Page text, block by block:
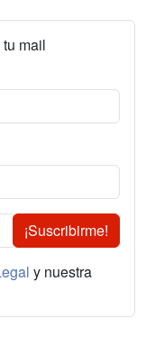
mail
¡Suscribirme!
y nuestra